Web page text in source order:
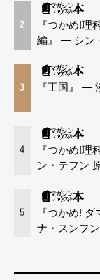
2
『つかめ!理
編』 — シン
3 『王国』 —
4
『つかめ!
ン・テフン
5
『つかめ!
ナ・スンフ